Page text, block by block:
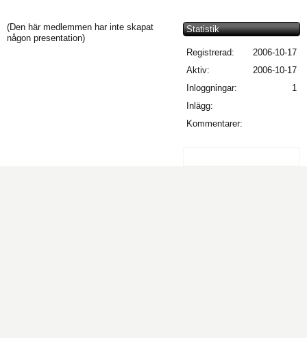
(Den här medlemmen har inte skapat
någon presentation)
Statistik
Registrerad:
2006-10-17
Aktiv:
2006-10-17
Inloggningar:
1
Inlägg:
Kommentarer: